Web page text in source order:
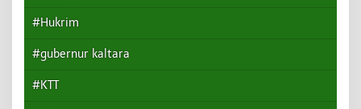
#Hukrim
#gubernur kaltara
#KTT